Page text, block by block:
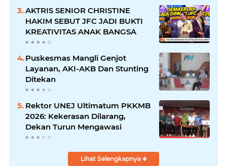
AKTRIS SENIOR CHRISTINE
HAKIM SEBUT JFC JADI BUKTI
KREATIVITAS ANAK BANGSA
Puskesmas Mangli Genjot
Layanan, AKI-AKB Dan Stunting
Ditekan
Rektor UNEJ Ultimatum PKKMB
2026: Kekerasan Dilarang,
Dekan Turun Mengawasi
Lihat Selengkapnya